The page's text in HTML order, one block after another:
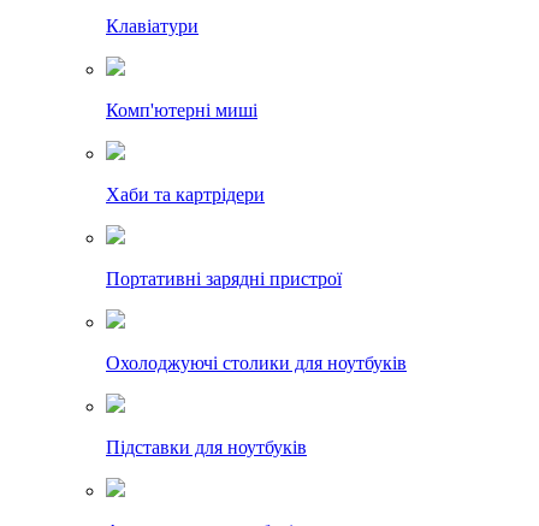
Клавіатури
Комп'ютерні миші
Хаби та картрідери
Портативні зарядні пристрої
Охолоджуючі столики для ноутбуків
Підставки для ноутбуків